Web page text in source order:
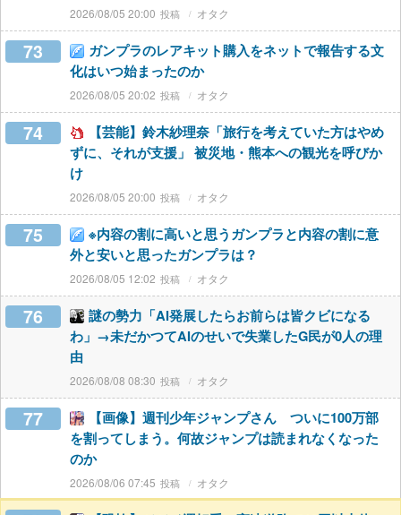
2026/08/05 20:00 オタク
73
ガンプラのレアキット購入をネットで報告する文
化はいつ始まったのか
2026/08/05 20:02 オタク
74
【芸能】鈴木紗理奈「旅行を考えていた方はやめ
ずに、それが支援」 被災地・熊本への観光を呼びか
け
2026/08/05 20:00 オタク
75
※内容の割に高いと思うガンプラと内容の割に意
外と安いと思ったガンプラは？
2026/08/05 12:02 オタク
76
謎の勢力「AI発展したらお前らは皆クビになる
わ」→未だかつてAIのせいで失業したG民が0人の理
由
2026/08/08 08:30 オタク
77
【画像】週刊少年ジャンプさん ついに100万部
を割ってしまう。何故ジャンプは読まれなくなった
のか
2026/08/06 07:45 オタク